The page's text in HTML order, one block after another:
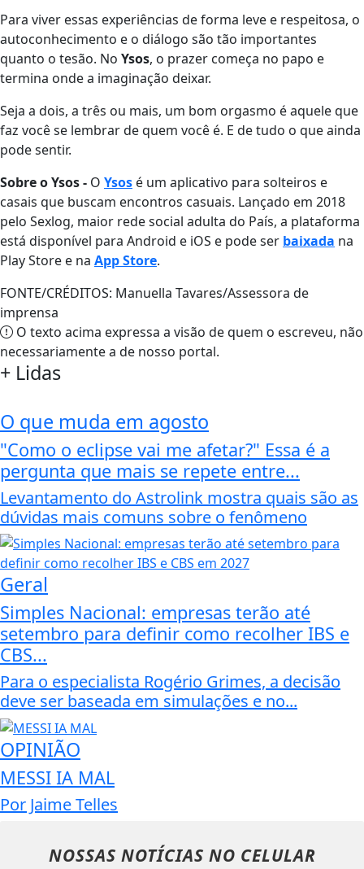
Para viver essas experiências de forma leve e respeitosa, o
autoconhecimento e o diálogo são tão importantes
quanto o tesão. No Ysos, o prazer começa no papo e
termina onde a imaginação deixar.
Seja a dois, a três ou mais, um bom orgasmo é aquele que
faz você se lembrar de quem você é. E de tudo o que ainda
pode sentir.
Sobre o Ysos - O Ysos é um aplicativo para solteiros e
casais que buscam encontros casuais. Lançado em 2018
pelo Sexlog, maior rede social adulta do País, a plataforma
está disponível para Android e iOS e pode ser baixada na
Play Store e na App Store.
FONTE/CRÉDITOS: Manuella Tavares/Assessora de
imprensa
O texto acima expressa a visão de quem o escreveu, não
necessariamente a de nosso portal.
+ Lidas
O que muda em agosto
"Como o eclipse vai me afetar?" Essa é a
pergunta que mais se repete entre...
Levantamento do Astrolink mostra quais são as
dúvidas mais comuns sobre o fenômeno
Geral
Simples Nacional: empresas terão até
setembro para definir como recolher IBS e
CBS...
Para o especialista Rogério Grimes, a decisão
deve ser baseada em simulações e no...
OPINIÃO
MESSI IA MAL
Por Jaime Telles
NOSSAS NOTÍCIAS NO CELULAR